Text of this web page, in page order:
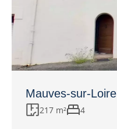
Mauves-sur-Loire
217 m² 4